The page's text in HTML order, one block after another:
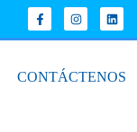
CONTÁCTENOS